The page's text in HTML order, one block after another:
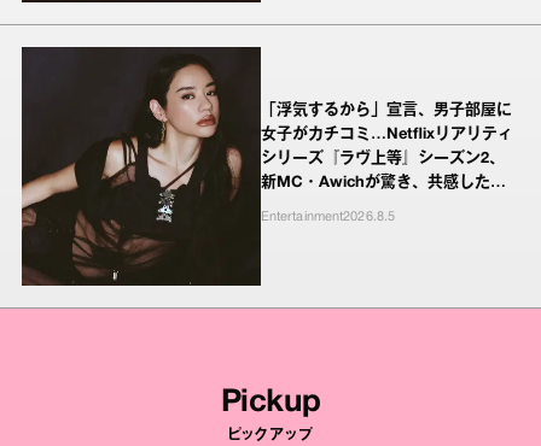
「浮気するから」宣言、男子部屋に
女子がカチコミ…Netflixリアリティ
シリーズ『ラヴ上等』シーズン2、
新MC・Awichが驚き、共感したヤ
Entertainment2026.8.5
Pickup
ピックアップ